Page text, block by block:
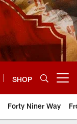
SHOP
Forty Niner Way